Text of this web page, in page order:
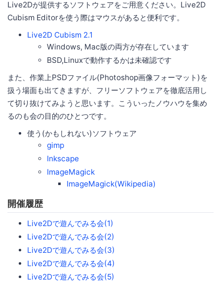
Live2Dが提供するソフトウェアをご用意ください。Live2D
Cubism Editorを使う際はマウスがあると便利です。
Live2D Cubism 2.1
Windows, Mac版の両方が存在しています
BSD,Linuxで動作するかは未確認です
また、作業上PSDファイル(Photoshop画像フォーマット)を
扱う場面も出てきますが、フリーソフトウェアを徹底活用し
て切り抜けてみようと思います。こういったノウハウを集め
るのも会の目的のひとつです。
使う(かもしれない)ソフトウェア
gimp
Inkscape
ImageMagick
ImageMagick(Wikipedia)
開催履歴
Live2Dで遊んでみる会(1)
Live2Dで遊んでみる会(2)
Live2Dで遊んでみる会(3)
Live2Dで遊んでみる会(4)
Live2Dで遊んでみる会(5)